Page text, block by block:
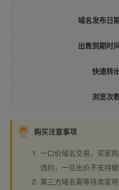
域名发布日期
出售到期时间
快速转出
浏览次数
购买注意事项
一口价域名交易，买家
违约，一旦出价不支持撤
第三方域名需等待卖家